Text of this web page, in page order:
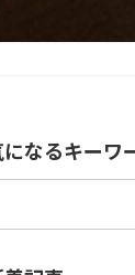
になるキーワ